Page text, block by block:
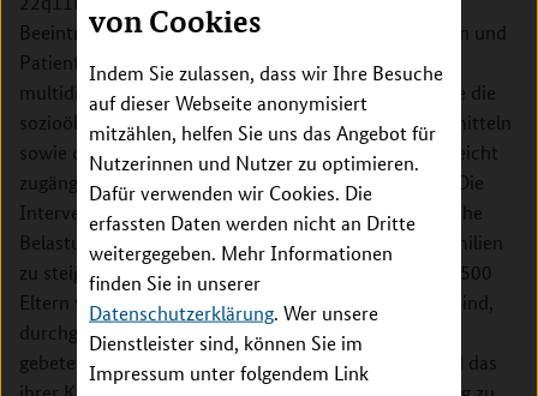
von Cookies
Indem Sie zulassen, dass wir Ihre Besuche
auf dieser Webseite anonymisiert
mitzählen, helfen Sie uns das Angebot für
Nutzerinnen und Nutzer zu optimieren.
Dafür verwenden wir Cookies. Die
erfassten Daten werden nicht an Dritte
weitergegeben. Mehr Informationen
finden Sie in unserer
Datenschutzerklärung. Wer unsere
Dienstleister sind, können Sie im
Impressum unter folgendem Link
Beeinträchtigung der Lebensqualität der Patientinnen und
Patienten und ihrer Familien. Mit Hilfe eines
multidisziplinären Ansatzes soll die Forschungsstudie die
sozioökonomischen Auswirkungen von 22q11DS ermitteln
sowie die Wirksamkeit und Wirtschaftlichkeit einer leicht
zugänglichen Online-Coaching-Intervention testen. Die
Intervention soll dazu beitragen, die sozioökonomische
Belastung zu mindern und die Lebensqualität für Familien
zu steigern. Zunächst wird eine Online-Umfrage mit 500
Eltern von Kindern mit 22q11DS, die 3-15 Jahre alt sind,
durchgeführt. In dieser Umfrage werden die Eltern
gebeten, das eigene psychosoziale Wohlbefinden und das